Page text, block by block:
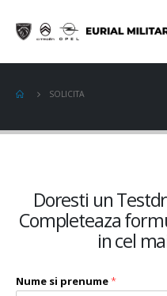
SOLICITA
Doresti un
Completeaza
in cel
Nume si prenume*